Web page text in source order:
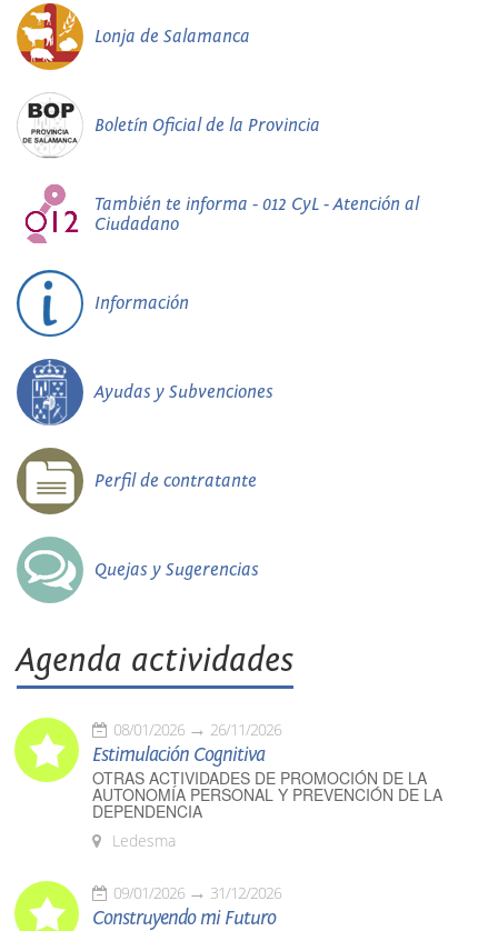
Lonja de Salamanca
Boletín Oficial de la Provincia
También te informa - 012 CyL - Atención al
Ciudadano
Información
Ayudas y Subvenciones
Perfil de contratante
Quejas y Sugerencias
Agenda actividades
08/01/2026 26/11/2026
Estimulación Cognitiva
OTRAS ACTIVIDADES DE PROMOCIÓN DE LA
AUTONOMÍA PERSONAL Y PREVENCIÓN DE LA
DEPENDENCIA
Ledesma
09/01/2026 31/12/2026
Construyendo mi Futuro